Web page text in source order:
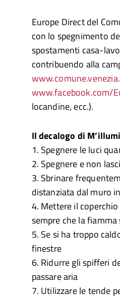
Europe Direct del
con lo spegnimento
spostamenti casa-
contribuendo alla
www.facebook.com/
locandine, ecc.).
Il decalogo di
1. Spegnere le luci
2. Spegnere e non
3. Sbrinare
distanziata dal muro
4. Mettere il
sempre che la
5. Se si ha troppo
finestre
6. Ridurre gli spifferi
passare aria
7. Utilizzare le tende